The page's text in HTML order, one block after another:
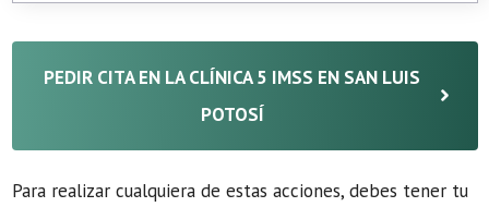
PEDIR CITA EN LA CLÍNICA 5 IMSS EN SAN LUIS
POTOSÍ
Para realizar cualquiera de estas acciones, debes tener tu